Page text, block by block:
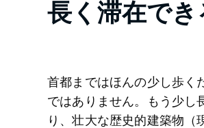
長く滞在でき
首都まではほんの少し歩く
ではありません。もう少し
り、壮大な歴史的建築物（